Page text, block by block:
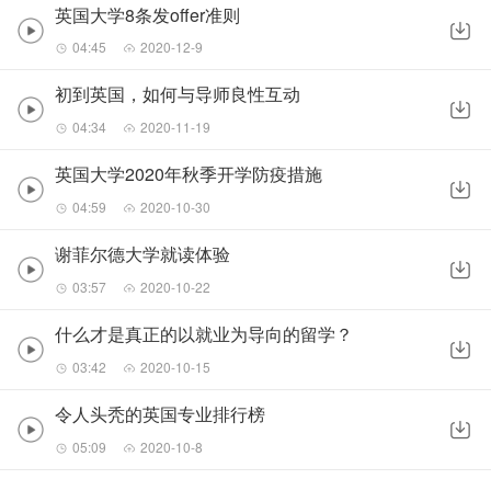
英国大学8条发offer准则
04:45 2020-12-9
初到英国，如何与导师良性互动
04:34 2020-11-19
英国大学2020年秋季开学防疫措施
04:59 2020-10-30
谢菲尔德大学就读体验
03:57 2020-10-22
什么才是真正的以就业为导向的留学？
03:42 2020-10-15
令人头秃的英国专业排行榜
05:09 2020-10-8